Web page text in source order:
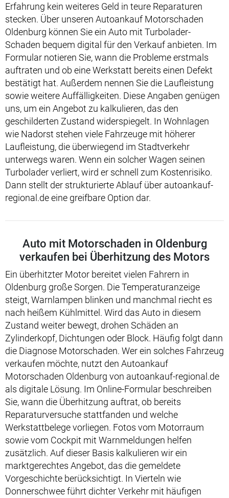
Erfahrung kein weiteres Geld in teure Reparaturen
stecken. Über unseren Autoankauf Motorschaden
Oldenburg können Sie ein Auto mit Turbolader-
Schaden bequem digital für den Verkauf anbieten. Im
Formular notieren Sie, wann die Probleme erstmals
auftraten und ob eine Werkstatt bereits einen Defekt
bestätigt hat. Außerdem nennen Sie die Laufleistung
sowie weitere Auffälligkeiten. Diese Angaben genügen
uns, um ein Angebot zu kalkulieren, das den
geschilderten Zustand widerspiegelt. In Wohnlagen
wie Nadorst stehen viele Fahrzeuge mit höherer
Laufleistung, die überwiegend im Stadtverkehr
unterwegs waren. Wenn ein solcher Wagen seinen
Turbolader verliert, wird er schnell zum Kostenrisiko.
Dann stellt der strukturierte Ablauf über autoankauf-
regional.de eine greifbare Option dar.
Auto mit Motorschaden in Oldenburg
verkaufen bei Überhitzung des Motors
Ein überhitzter Motor bereitet vielen Fahrern in
Oldenburg große Sorgen. Die Temperaturanzeige
steigt, Warnlampen blinken und manchmal riecht es
nach heißem Kühlmittel. Wird das Auto in diesem
Zustand weiter bewegt, drohen Schäden an
Zylinderkopf, Dichtungen oder Block. Häufig folgt dann
die Diagnose Motorschaden. Wer ein solches Fahrzeug
verkaufen möchte, nutzt den Autoankauf
Motorschaden Oldenburg von autoankauf-regional.de
als digitale Lösung. Im Online-Formular beschreiben
Sie, wann die Überhitzung auftrat, ob bereits
Reparaturversuche stattfanden und welche
Werkstattbelege vorliegen. Fotos vom Motorraum
sowie vom Cockpit mit Warnmeldungen helfen
zusätzlich. Auf dieser Basis kalkulieren wir ein
marktgerechtes Angebot, das die gemeldete
Vorgeschichte berücksichtigt. In Vierteln wie
Donnerschwee führt dichter Verkehr mit häufigen